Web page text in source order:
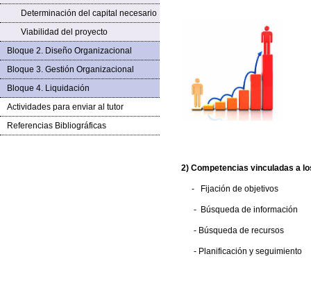
Determinación del capital necesario
Viabilidad del proyecto
Bloque 2. Diseño Organizacional
Bloque 3. Gestión Organizacional
Bloque 4. Liquidación
Actividades para enviar al tutor
Referencias Bibliográficas
2) Competencias vinculadas a
- Fijación de objetivos
- Búsqueda de información
- Búsqueda de recursos
- Planificación y seguimiento